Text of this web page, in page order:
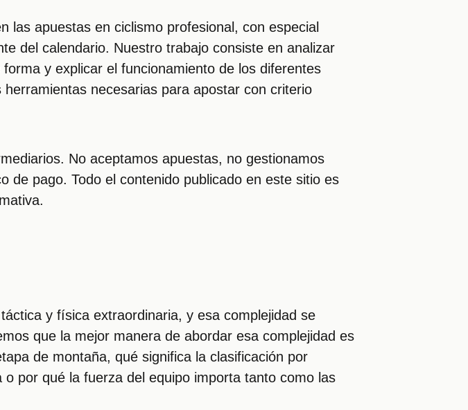
las apuestas en ciclismo profesional, con especial
del calendario. Nuestro trabajo consiste en analizar
y explicar el funcionamiento de los diferentes
necesarias para apostar con criterio
No aceptamos apuestas, no gestionamos
de pago. Todo el contenido publicado en este sitio es
y física extraordinaria, y esa complejidad se
que la mejor manera de abordar esa complejidad es
de montaña, qué significa la clasificación por
por qué la fuerza del equipo importa tanto como las